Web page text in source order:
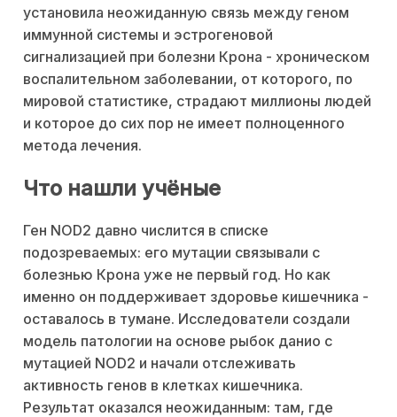
установила неожиданную связь между геном
иммунной системы и эстрогеновой
сигнализацией при болезни Крона - хроническом
воспалительном заболевании, от которого, по
мировой статистике, страдают миллионы людей
и которое до сих пор не имеет полноценного
метода лечения.
Что нашли учёные
Ген NOD2 давно числится в списке
подозреваемых: его мутации связывали с
болезнью Крона уже не первый год. Но как
именно он поддерживает здоровье кишечника -
оставалось в тумане. Исследователи создали
модель патологии на основе рыбок данио с
мутацией NOD2 и начали отслеживать
активность генов в клетках кишечника.
Результат оказался неожиданным: там, где